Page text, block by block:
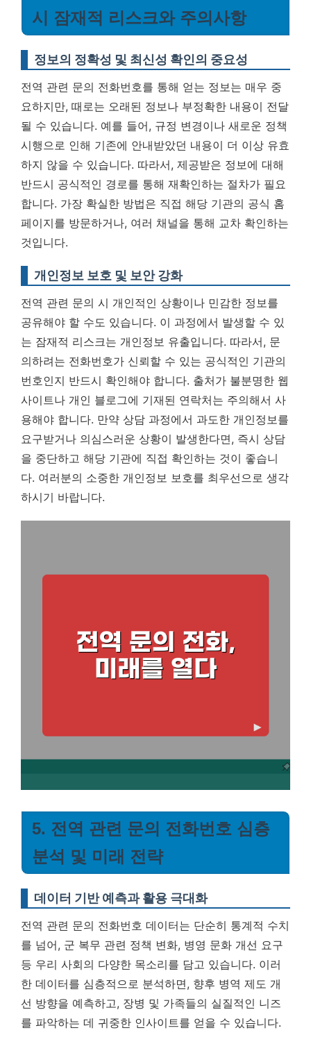
시 잠재적 리스크와 주의사항
정보의 정확성 및 최신성 확인의 중요성
전역 관련 문의 전화번호를 통해 얻는 정보는 매우 중
요하지만, 때로는 오래된 정보나 부정확한 내용이 전달
될 수 있습니다. 예를 들어, 규정 변경이나 새로운 정책
시행으로 인해 기존에 안내받았던 내용이 더 이상 유효
하지 않을 수 있습니다. 따라서, 제공받은 정보에 대해
반드시 공식적인 경로를 통해 재확인하는 절차가 필요
합니다. 가장 확실한 방법은 직접 해당 기관의 공식 홈
페이지를 방문하거나, 여러 채널을 통해 교차 확인하는
것입니다.
개인정보 보호 및 보안 강화
전역 관련 문의 시 개인적인 상황이나 민감한 정보를
공유해야 할 수도 있습니다. 이 과정에서 발생할 수 있
는 잠재적 리스크는 개인정보 유출입니다. 따라서, 문
의하려는 전화번호가 신뢰할 수 있는 공식적인 기관의
번호인지 반드시 확인해야 합니다. 출처가 불분명한 웹
사이트나 개인 블로그에 기재된 연락처는 주의해서 사
용해야 합니다. 만약 상담 과정에서 과도한 개인정보를
요구받거나 의심스러운 상황이 발생한다면, 즉시 상담
을 중단하고 해당 기관에 직접 확인하는 것이 좋습니
다. 여러분의 소중한 개인정보 보호를 최우선으로 생각
하시기 바랍니다.
5. 전역 관련 문의 전화번호 심층
분석 및 미래 전략
데이터 기반 예측과 활용 극대화
전역 관련 문의 전화번호 데이터는 단순히 통계적 수치
를 넘어, 군 복무 관련 정책 변화, 병영 문화 개선 요구
등 우리 사회의 다양한 목소리를 담고 있습니다. 이러
한 데이터를 심층적으로 분석하면, 향후 병역 제도 개
선 방향을 예측하고, 장병 및 가족들의 실질적인 니즈
를 파악하는 데 귀중한 인사이트를 얻을 수 있습니다.